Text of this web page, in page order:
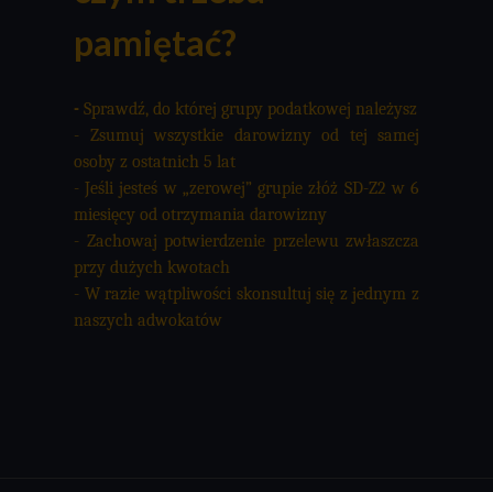
pamiętać?
- Sprawdź, do której grupy podatkowej należysz
- Zsumuj wszystkie darowizny od tej samej
osoby z ostatnich 5 lat
- Jeśli jesteś w „zerowej” grupie złóż SD-Z2 w 6
miesięcy od otrzymania darowizny
- Zachowaj potwierdzenie przelewu zwłaszcza
przy dużych kwotach
- W razie wątpliwości skonsultuj się z jednym z
naszych adwokatów